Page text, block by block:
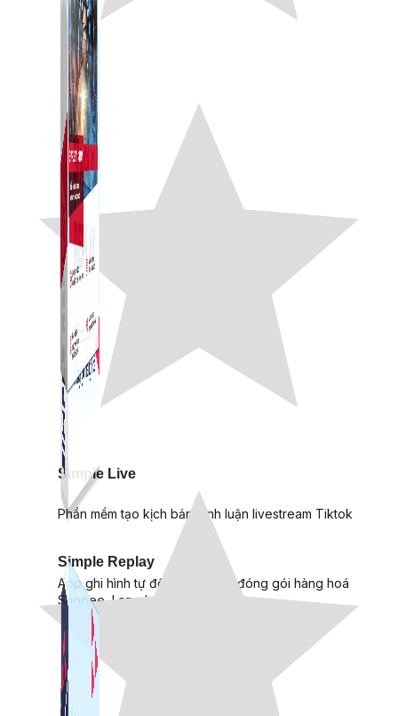
Simple Replay
App ghi hình tự động quy trình đóng gói hàng hoá
Shopee, Lazada, Tiktokshop
Simple Live
Phần mềm tạo kịch bản bình luận livestream Tiktok